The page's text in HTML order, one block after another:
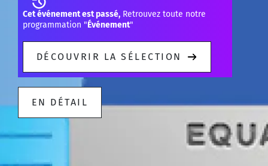
Cet événement est passé, Retrouvez toute notre
programmation "Événement"
DÉCOUVRIR LA SÉLECTION
EN DÉTAIL